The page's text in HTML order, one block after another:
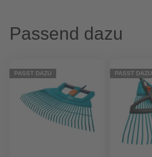
Passend dazu
PASST DAZU PASST DAZU